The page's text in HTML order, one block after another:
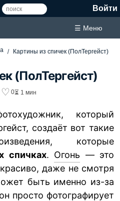
Войти
☰ Меню
Картины из спичек (ПолТергейст)
(ПолТергейст)
♡ 0⏳ 1 мин
который
создаёт вот такие
которые
спичках. Огонь — это
даже не смотря
быть именно из-за
просто фотографирует